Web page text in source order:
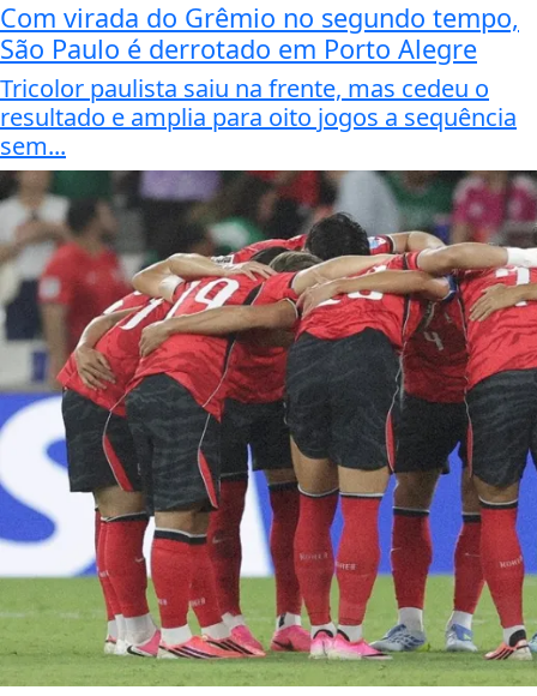
Com virada do Grêmio no segundo tempo,
São Paulo é derrotado em Porto Alegre
Tricolor paulista saiu na frente, mas cedeu o
resultado e amplia para oito jogos a sequência
sem...